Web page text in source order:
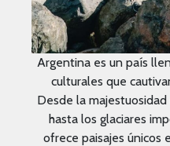
Argentina es un país
culturales que
Desde la
hasta los glaciares
ofrece paisajes únicos